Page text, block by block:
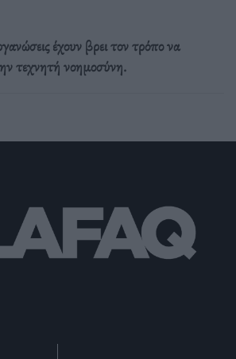
έχουν βρει τον τρόπο να
τεχνητή νοημοσύνη.